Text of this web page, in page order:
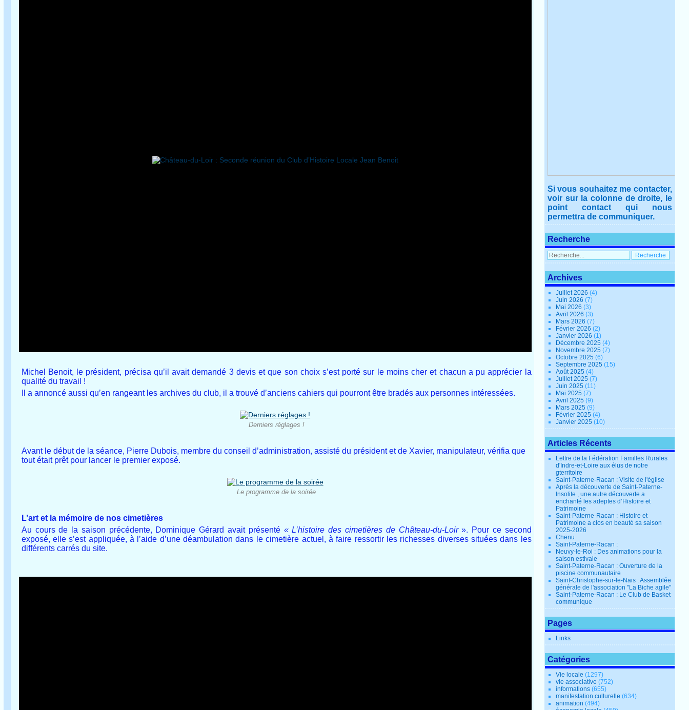
Michel Benoit, le président, précisa qu’il avait demandé 3 devis et que son choix s’est porté sur le moins cher et chacun a pu apprécier la
qualité du travail !
Il a annoncé aussi qu’en rangeant les archives du club, il a trouvé d’anciens cahiers qui pourront être bradés aux personnes intéressées.
Derniers réglages !
Avant le début de la séance, Pierre Dubois, membre du conseil d’administration, assisté du président et de Xavier, manipulateur, vérifia que
tout était prêt pour lancer le premier exposé.
Le programme de la soirée
L’art et la mémoire de nos cimetières
Au cours de la saison précédente, Dominique Gérard avait présenté « L’histoire des cimetières de Château-du-Loir». Pour ce second
exposé, elle s’est appliquée, à l’aide d’une déambulation dans le cimetière actuel, à faire ressortir les richesses diverses situées dans les
différents carrés du site.
Si vous souhaitez me contacter,
voir sur la colonne de droite, le
point contact qui nous
permettra de communiquer.
Recherche
Archives
Juillet 2026(4)
Juin 2026(7)
Mai 2026(3)
Avril 2026(3)
Mars 2026(7)
Février 2026(2)
Janvier 2026(1)
Décembre 2025(4)
Novembre 2025(7)
Octobre 2025(6)
Septembre 2025(15)
Août 2025(4)
Juillet 2025(7)
Juin 2025(11)
Mai 2025(7)
Avril 2025(9)
Mars 2025(9)
Février 2025(4)
Janvier 2025(10)
Articles Récents
Lettre de la Fédération Familles Rurales
d'Indre-et-Loire aux élus de notre
gterritoire
Saint-Paterne-Racan : Visite de l'église
Après la découverte de Saint-Paterne-
Insolite , une autre découverte a
enchanté les adeptes d’Histoire et
Patrimoine
Saint-Paterne-Racan : Histoire et
Patrimoine a clos en beauté sa saison
2025-2026
Chenu
Saint-Paterne-Racan :
Neuvy-le-Roi : Des animations pour la
saison estivale
Saint-Paterne-Racan : Ouverture de la
piscine communautaire
Saint-Christophe-sur-le-Nais : Assemblée
générale de l'association "La Biche agile"
Saint-Paterne-Racan : Le Club de Basket
communique
Pages
Links
Catégories
Vie locale (1297)
vie associative (752)
informations (655)
manifestation culturelle (634)
animation (494)